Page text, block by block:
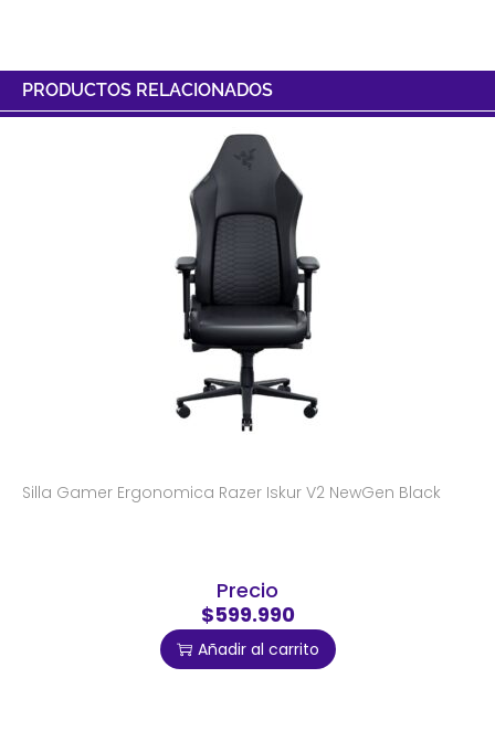
PRODUCTOS RELACIONADOS
Silla Gamer Ergonomica Razer Iskur V2 NewGen Black
Precio
$599.990
Añadir al carrito